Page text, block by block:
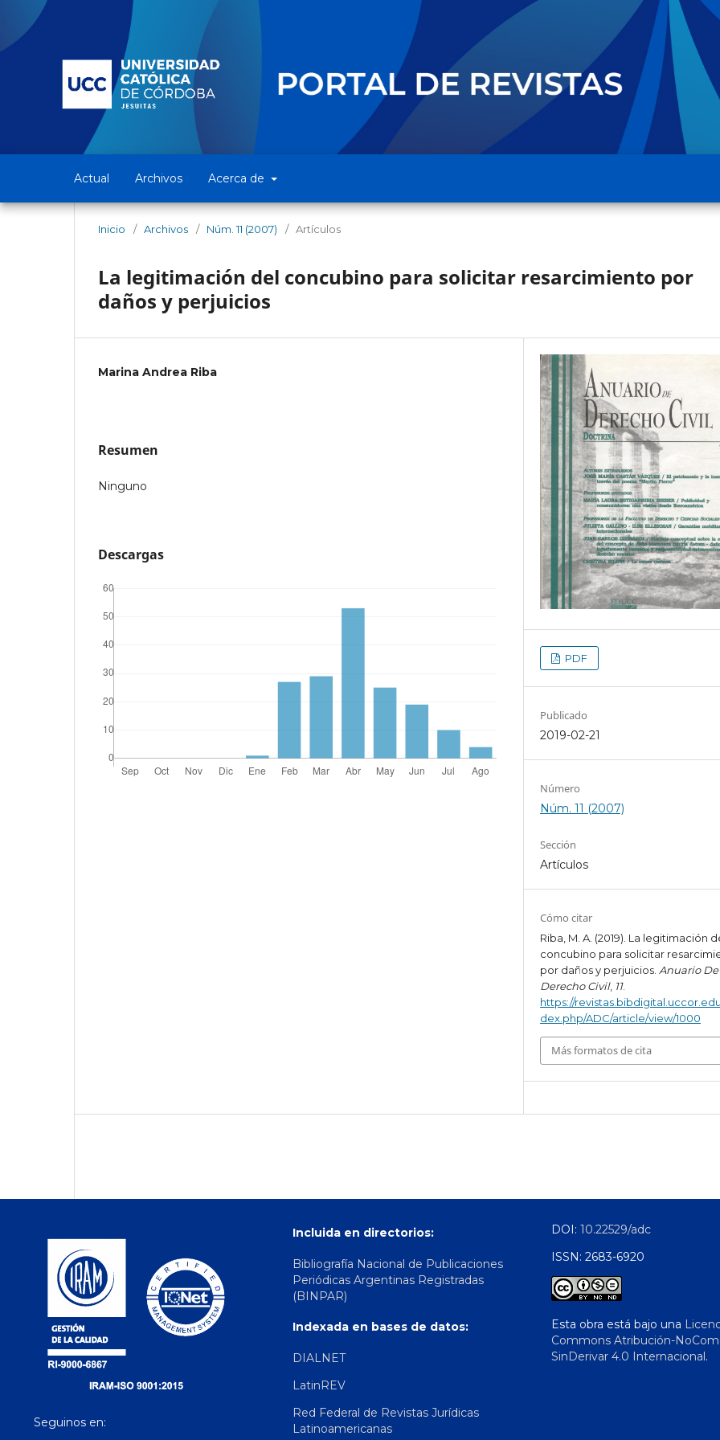
Actual Archivos Acerca de
Inicio / Archivos / Núm. 11 (2007) / Artículos
La legitimación del concubino para solicitar resarcimiento por
daños y perjuicios
Marina Andrea Riba
Resumen
Ninguno
Descargas
PDF
Publicado
2019-02-21
Número
Núm. 11 (2007)
Sección
Artículos
Cómo citar
Riba, M. A. (2019). La legitimación
concubino para solicitar
por daños y perjuicios. Anuario De
Derecho Civil, 11.
https://
dex.php/ADC/article/view/1000
Más formatos de cita
Seguinos en:
Incluida en directorios:
Bibliografía Nacional de Publicaciones
Periódicas Argentinas Registradas
(BINPAR)
Indexada en bases de datos:
DIALNET
LatinREV
Red Federal de Revistas Jurídicas
Latinoamericanas
DOI: 10.22529/adc
ISSN: 2683-6920
Esta obra está bajo una
Commons Atribución-
SinDerivar 4.0 Internacional.